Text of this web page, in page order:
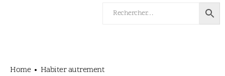
Home Habiter autrement